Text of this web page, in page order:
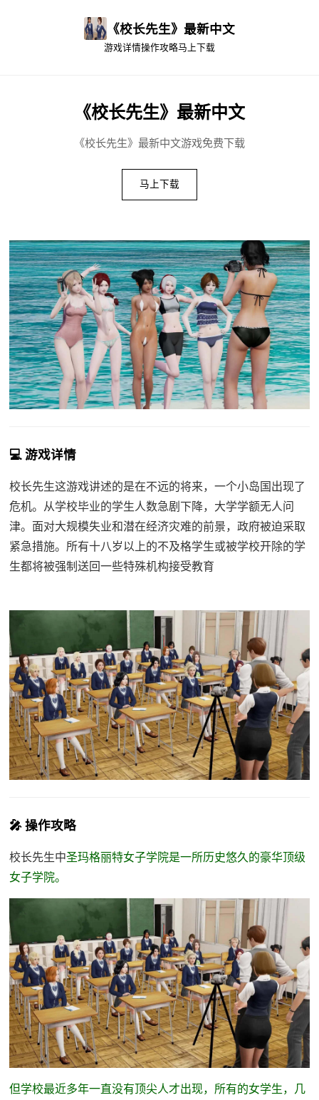
《校长先生》最新中文
游戏详情操作攻略马上下载
《校长先生》最新中文
《校长先生》最新中文游戏免费下载
马上下载
💻 游戏详情
校长先生这游戏讲述的是在不远的将来，一个小岛国出现了
危机。从学校毕业的学生人数急剧下降，大学学额无人问
津。面对大规模失业和潜在经济灾难的前景，政府被迫采取
紧急措施。所有十八岁以上的不及格学生或被学校开除的学
生都将被强制送回一些特殊机构接受教育
🎤 操作攻略
校长先生中圣玛格丽特女子学院是一所历史悠久的豪华顶级
女子学院。
但学校最近多年一直没有顶尖人才出现，所有的女学生，几